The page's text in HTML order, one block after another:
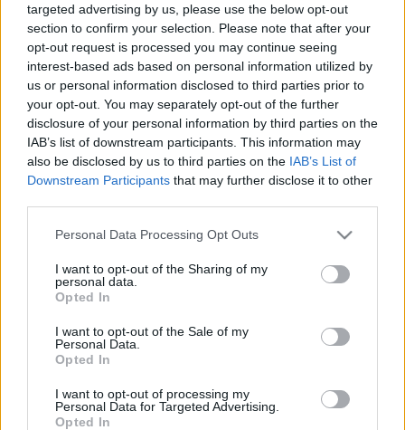
targeted advertising by us, please use the below opt-out
section to confirm your selection. Please note that after your
opt-out request is processed you may continue seeing
interest-based ads based on personal information utilized by
us or personal information disclosed to third parties prior to
your opt-out. You may separately opt-out of the further
disclosure of your personal information by third parties on the
IAB’s list of downstream participants. This information may
also be disclosed by us to third parties on the IAB’s List of
Downstream Participants that may further disclose it to other
Please note that this website/app uses one or more Google
not limited to your visit or usage behaviour. You may click to
grant or deny consent to Google and its third-party tags to
use your data for below specified purposes in below Google
consent section.
Personal Data Processing Opt Outs
I want to opt-out of the Sharing of my
personal data.
Opted In
I want to opt-out of the Sale of my
Personal Data.
Opted In
I want to opt-out of processing my
Personal Data for Targeted Advertising.
Opted In
A legfrissebb hírekért kövess minket a
Csakfoci Google News oldalán is!